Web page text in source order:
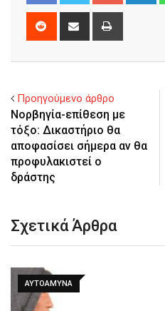
Reddit
Share
Προηγούμενο άρθρο
Νορβηγία-επίθεση με
τόξο: Δικαστήριο θα
αποφασίσει σήμερα αν θα
προφυλακιστεί ο
δράστης
Σχετικά Άρθρα
ΑΥΤΟΆΜΥΝΑ